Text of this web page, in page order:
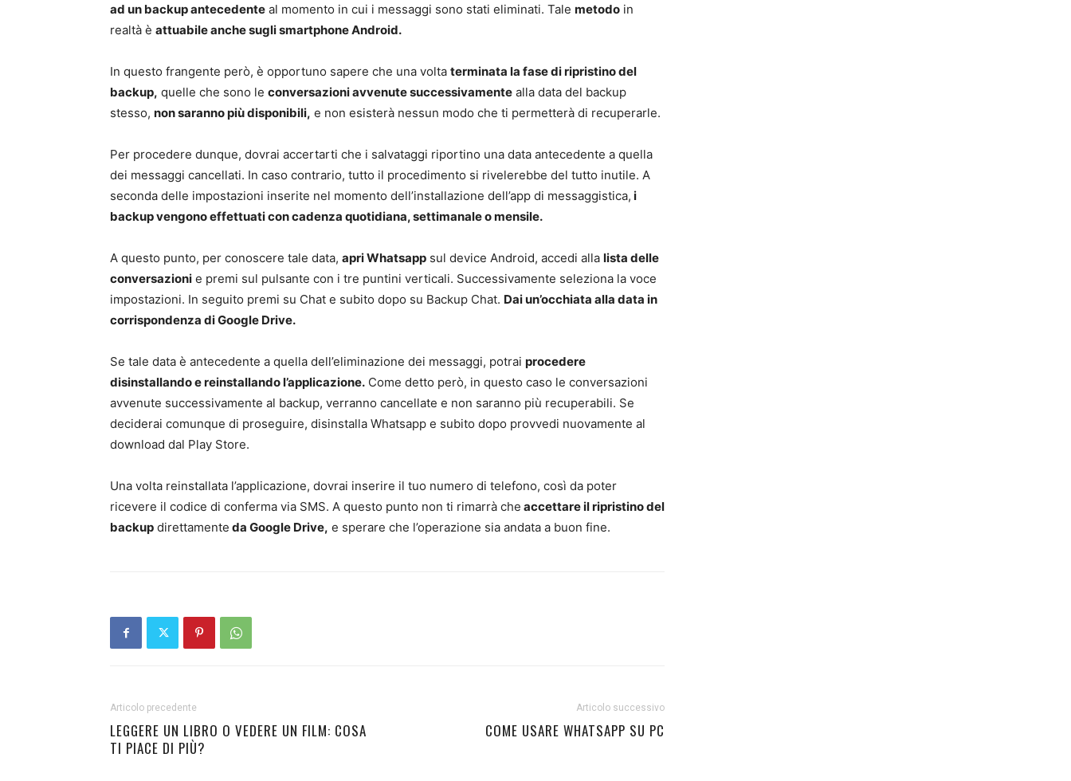
ad un backup antecedente al momento in cui i messaggi sono stati eliminati. Tale metodo in
realtà è attuabile anche sugli smartphone Android.
In questo frangente però, è opportuno sapere che una volta terminata la fase di ripristino del
backup, quelle che sono le conversazioni avvenute successivamente alla data del backup
stesso, non saranno più disponibili, e non esisterà nessun modo che ti permetterà di recuperarle.
Per procedere dunque, dovrai accertarti che i salvataggi riportino una data antecedente a quella
dei messaggi cancellati. In caso contrario, tutto il procedimento si rivelerebbe del tutto inutile. A
seconda delle impostazioni inserite nel momento dell’installazione dell’app di messaggistica, i
backup vengono effettuati con cadenza quotidiana, settimanale o mensile.
A questo punto, per conoscere tale data, apri Whatsapp sul device Android, accedi alla lista delle
conversazioni e premi sul pulsante con i tre puntini verticali. Successivamente seleziona la voce
impostazioni. In seguito premi su Chat e subito dopo su Backup Chat. Dai un’occhiata alla data in
corrispondenza di Google Drive.
Se tale data è antecedente a quella dell’eliminazione dei messaggi, potrai procedere
disinstallando e reinstallando l’applicazione. Come detto però, in questo caso le conversazioni
avvenute successivamente al backup, verranno cancellate e non saranno più recuperabili. Se
deciderai comunque di proseguire, disinstalla Whatsapp e subito dopo provvedi nuovamente al
download dal Play Store.
Una volta reinstallata l’applicazione, dovrai inserire il tuo numero di telefono, così da poter
ricevere il codice di conferma via SMS. A questo punto non ti rimarrà che accettare il ripristino del
backup direttamente da Google Drive, e sperare che l’operazione sia andata a buon fine.
Articolo precedente
LEGGERE UN LIBRO O VEDERE UN FILM: COSA
TI PIACE DI PIÙ?
Articolo successivo
COME USARE WHATSAPP SU PC